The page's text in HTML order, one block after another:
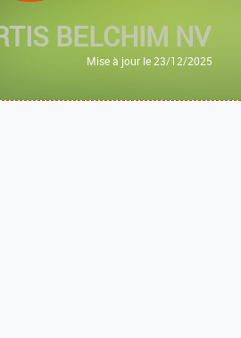
BELCHIM NV
Mise à jour le 23/12/2025